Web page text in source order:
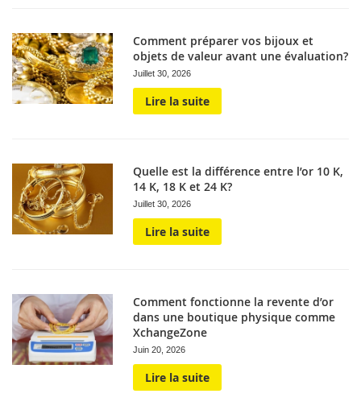
Comment préparer vos bijoux et
objets de valeur avant une évaluation?
Juillet 30, 2026
Lire la suite
Quelle est la différence entre l’or 10 K,
14 K, 18 K et 24 K?
Juillet 30, 2026
Lire la suite
Comment fonctionne la revente d’or
dans une boutique physique comme
XchangeZone
Juin 20, 2026
Lire la suite